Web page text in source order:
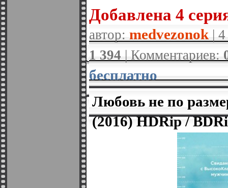
Добавленa 4
автор: medvezonok |
1 394| Комментариев:
бесплатно
Любовь не по
(2016) HDRip /